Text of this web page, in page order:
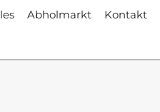
Abholmarkt Kontakt